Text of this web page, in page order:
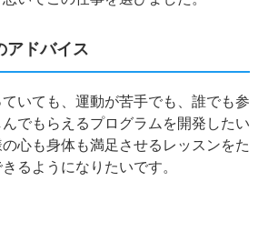
アドバイス
いても、運動が苦手でも、誰でも参
でもらえるプログラムを開発したい
心も身体も満足させるレッスンをた
るようになりたいです。